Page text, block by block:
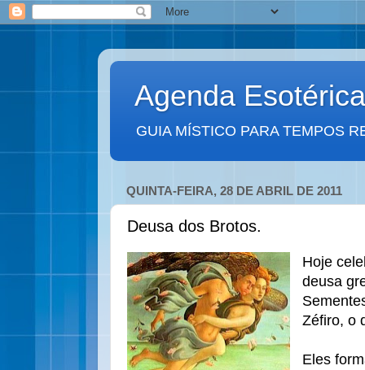
Agenda Esotérica
GUIA MÍSTICO PARA TEMPOS
QUINTA-FEIRA, 28 DE ABRIL DE 2011
Deusa dos Brotos.
Hoje
deusa
Zéfiro, o
Eles